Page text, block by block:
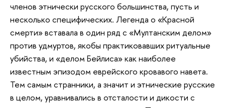
членов этнически русского большинства, пусть и
несколько специфических. Легенда о «Красной
смерти» вставала в один ряд с «Мултанским делом»
против удмуртов, якобы практиковавших ритуальные
убийства, и «делом Бейлиса» как наиболее
известным эпизодом еврейского кровавого навета.
Тем самым странники, а значит и этнические русские
в целом, уравнивались в отсталости и дикости с